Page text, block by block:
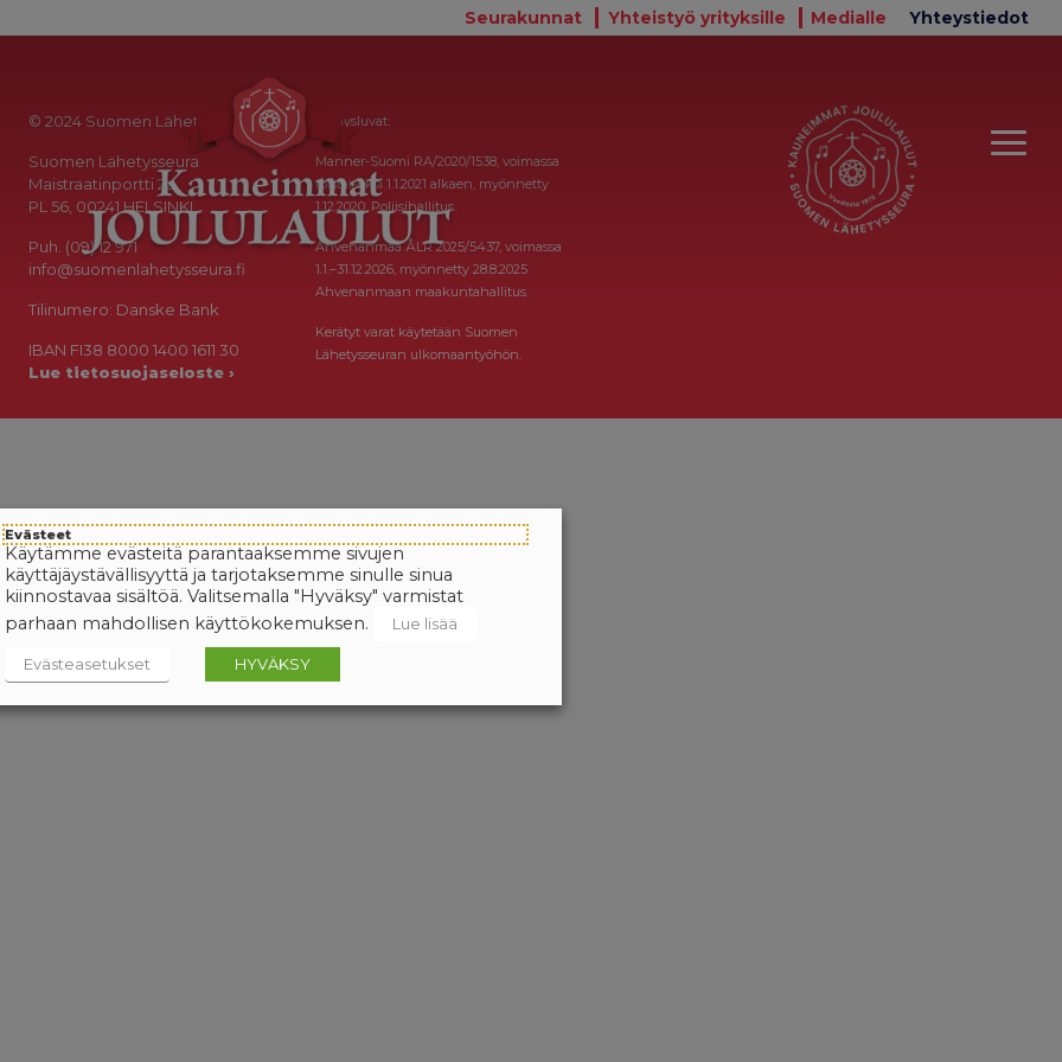
Seurakunnat Yhteistyö yrityksille Medialle Yhteystiedot
© 2024 Suomen Lähetysseura
Suomen Lähetysseura
Maistraatinportti 2a
PL 56, 00241 HELSINKI
Puh. (09) 12 971
info@suomenlahetysseura.fi
Tilinumero: Danske Bank
IBAN FI38 8000 1400 1611 30
Lue tietosuojaseloste ›
Keräysluvat:
Manner-Suomi RA/2020/1538, voimassa
toistaiseksi 1.1.2021 alkaen, myönnetty
1.12.2020, Poliisihallitus.
Ahvenanmaa ÅLR 2025/5437, voimassa
1.1.–31.12.2026, myönnetty 28.8.2025
Ahvenanmaan maakuntahallitus.
Kerätyt varat käytetään Suomen
Lähetysseuran ulkomaantyöhön.
Evästeet
Käytämme evästeitä parantaaksemme sivujen
käyttäjäystävällisyyttä ja tarjotaksemme sinulle sinua
kiinnostavaa sisältöä. Valitsemalla "Hyväksy" varmistat
parhaan mahdollisen käyttökokemuksen.
Lue lisää
Evästeasetukset HYVÄKSY